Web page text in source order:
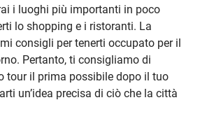
i luoghi più importanti in poco
lo shopping e i ristoranti. La
consigli per tenerti occupato per il
Pertanto, ti consigliamo di
tour il prima possibile dopo il tuo
un’idea precisa di ciò che la città